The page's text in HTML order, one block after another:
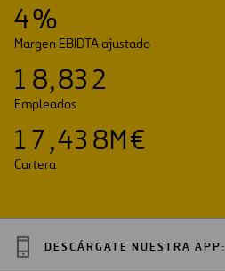
4%
Margen EBIDTA ajustado
1 8,832
Empleados
1 7,43 8M€
Cartera
DESCÁRGATE NUESTRA APP: